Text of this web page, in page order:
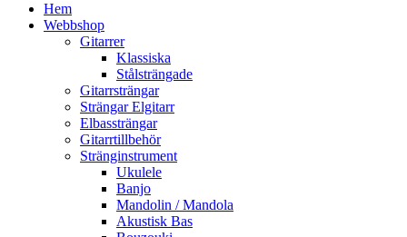
Hem
Webbshop
Gitarrer
Klassiska
Stålsträngade
Gitarrsträngar
Strängar Elgitarr
Elbassträngar
Gitarrtillbehör
Stränginstrument
Ukulele
Banjo
Mandolin / Mandola
Akustisk Bas